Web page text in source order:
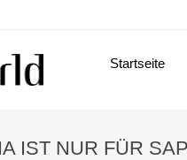
Startseite
IST NUR FÜR